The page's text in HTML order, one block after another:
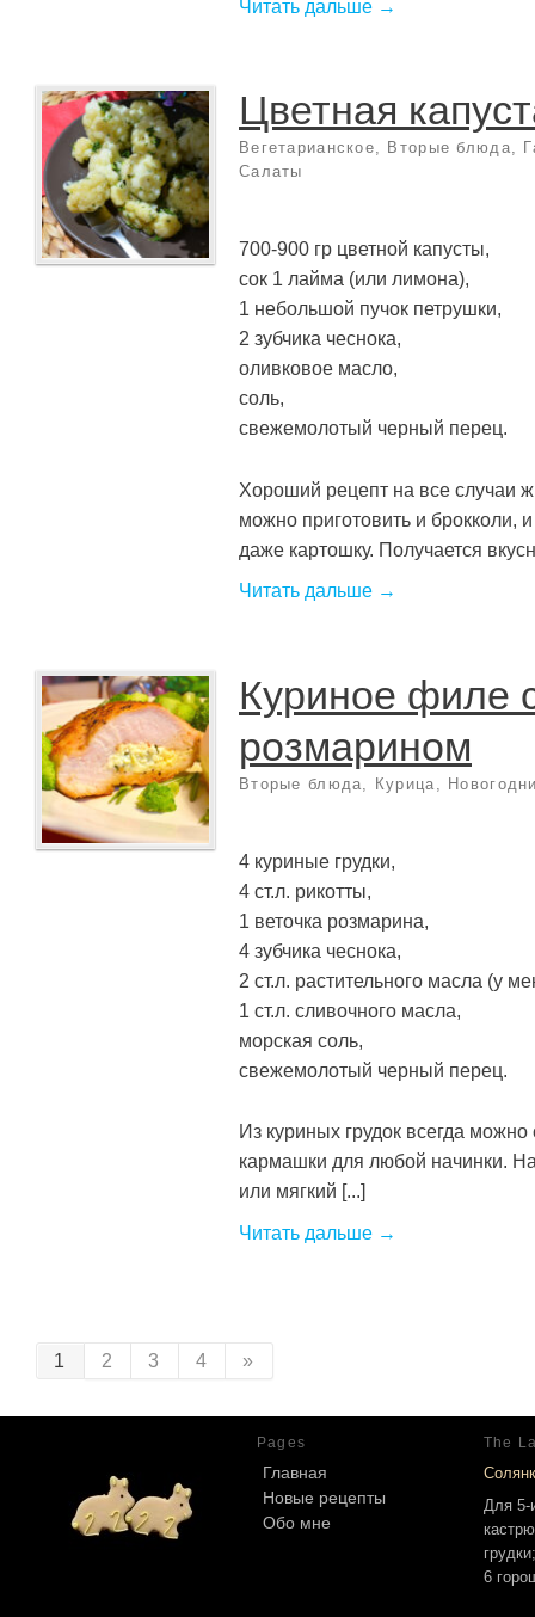
Читать дальше →
Цветная
Вегетарианское Вторые блюда
Салаты
700-900 гр цветной капусты,
сок 1 лайма (или лимона),
1 небольшой пучок петрушки,
2 зубчика чеснока,
оливковое масло,
соль,
свежемолотый черный перец.
Хороший рецепт на все случаи
можно приготовить и брокколи,
даже картошку. Получается
Читать дальше →
Куриное филе
розмарином
Вторые блюда Курица
4 куриные грудки,
4 ст.л. рикотты,
1 веточка розмарина,
4 зубчика чеснока,
2 ст.л. растительного масла (у
1 ст.л. сливочного масла,
морская соль,
свежемолотый черный перец.
Из куриных грудок всегда
кармашки для любой начинки.
или мягкий [...]
Читать дальше →
1 2 3 4 »
Pages
Главная
Новые рецепты
Обо мне
The
Для 5-
6